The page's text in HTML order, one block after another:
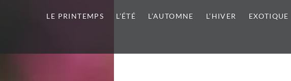
LE PRINTEMPS L’ÉTÉ L’AUTOMNE L’HIVER EXOTIQUE